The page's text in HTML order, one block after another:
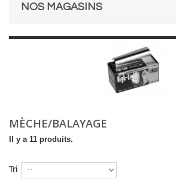
NOS MAGASINS
MÈCHE/BALAYAGE
Il y a 11 produits.
Tri